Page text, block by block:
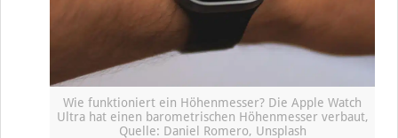
Wie funktioniert ein Höhenmesser? Die Apple Watch
Ultra hat einen barometrischen Höhenmesser verbaut,
Quelle: Daniel Romero, Unsplash